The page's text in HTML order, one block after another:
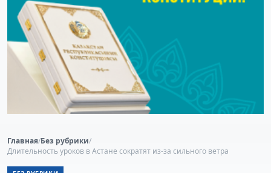
Главная/Без рубрики/
Длительность уроков в Астане сократят из-за сильного ветра